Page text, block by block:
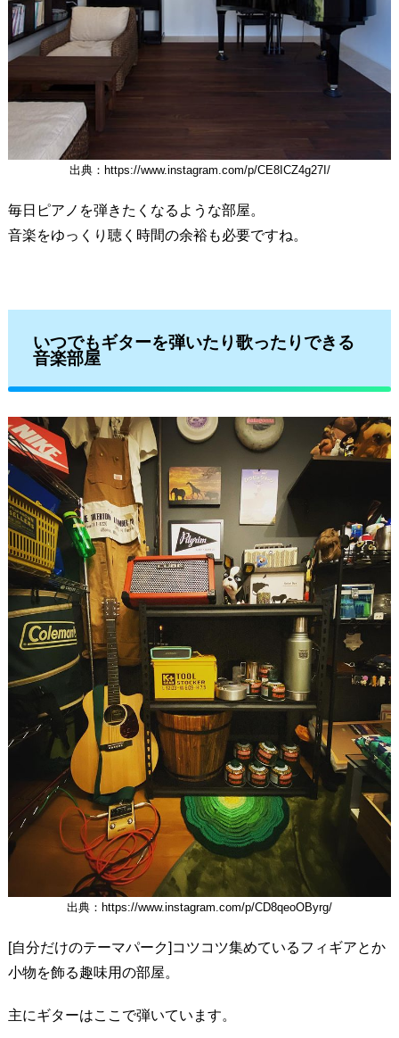
出典：https://www.instagram.com/p/CE8ICZ4g27I/
毎日ピアノを弾きたくなるような部屋。
音楽をゆっくり聴く時間の余裕も必要ですね。
いつでもギターを弾いたり歌ったりできる
音楽部屋
出典：https://www.instagram.com/p/CD8qeoOByrg/
[自分だけのテーマパーク]コツコツ集めているフィギアとか
小物を飾る趣味用の部屋。
主にギターはここで弾いています。